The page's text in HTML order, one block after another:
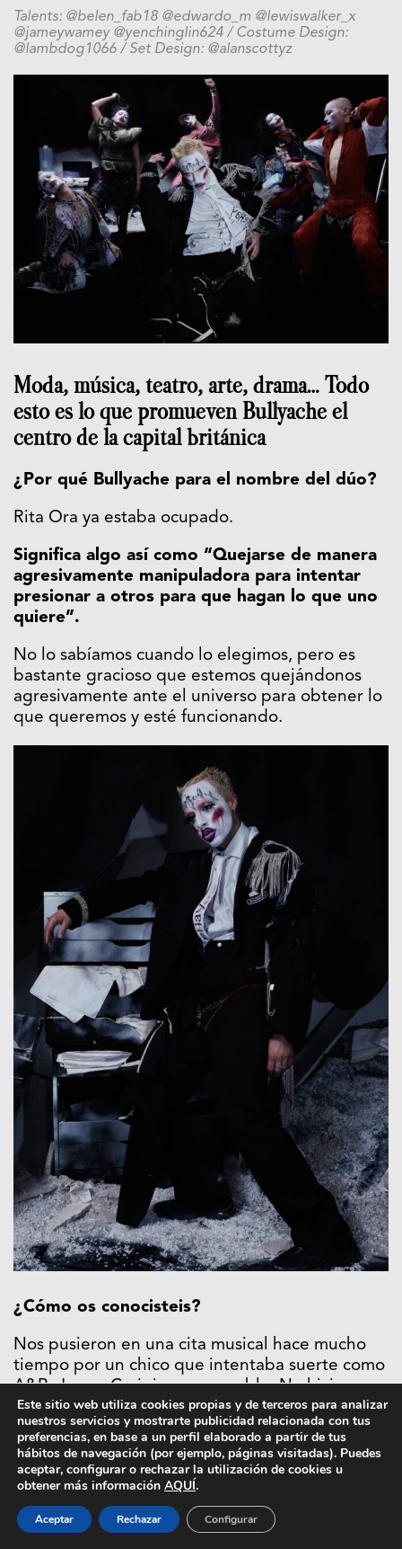
Talents: @belen_fab18 @edwardo_m @lewiswalker_x
@jameywamey @yenchinglin624 / Costume Design:
@lambdog1066 / Set Design: @alanscottyz
Moda, música, teatro, arte, drama… Todo
esto es lo que promueven Bullyache el
centro de la capital británica
¿Por qué Bullyache para el nombre del dúo?
Rita Ora ya estaba ocupado.
Significa algo así como “Quejarse de manera
agresivamente manipuladora para intentar
presionar a otros para que hagan lo que uno
quiere”.
No lo sabíamos cuando lo elegimos, pero es
bastante gracioso que estemos quejándonos
agresivamente ante el universo para obtener lo
que queremos y esté funcionando.
¿Cómo os conocisteis?
Nos pusieron en una cita musical hace mucho
tiempo por un chico que intentaba suerte como
A&R, James Craigie, muy amable. No hicimos
música, nos embriagamos y nos hicimos amigos,
y 5 años después creamos Bullyache. Primero
fuimos emocionalmente co-dependientes y
ahora somos profesionalmente co-
dependientes. Realmente no podemos existir
sin el otro. Como siameses.
Este sitio web utiliza cookies propias y de terceros para analizar
nuestros servicios y mostrarte publicidad relacionada con tus
preferencias, en base a un perfil elaborado a partir de tus
hábitos de navegación (por ejemplo, páginas visitadas). Puedes
aceptar, configurar o rechazar la utilización de cookies u
obtener más información AQUÍ.
Aceptar Rechazar Configurar